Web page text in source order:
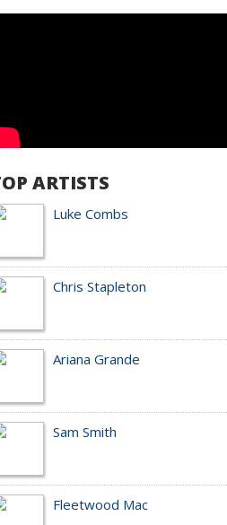
ARTISTS
Luke Combs
Chris Stapleton
Ariana Grande
Sam Smith
Fleetwood Mac